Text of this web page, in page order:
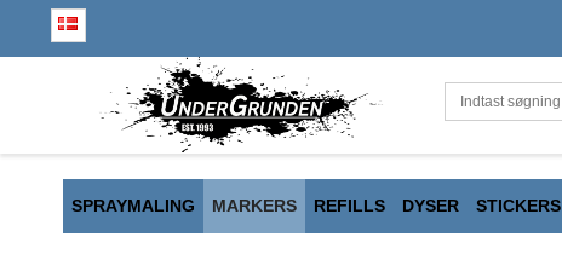
SPRAYMALING MARKERS REFILLS DYSER STICKERS